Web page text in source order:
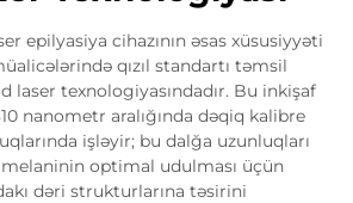
epilyasiya cihazının əsas xüsusiyyəti
qızıl standartı təmsil
laser texnologiyasındadır. Bu inkişaf
nanometr aralığında dəqiq kalibre
işləyir; bu dalğa uzunluqları
melaninin optimal udulması üçün
dəri strukturlarına təsirini